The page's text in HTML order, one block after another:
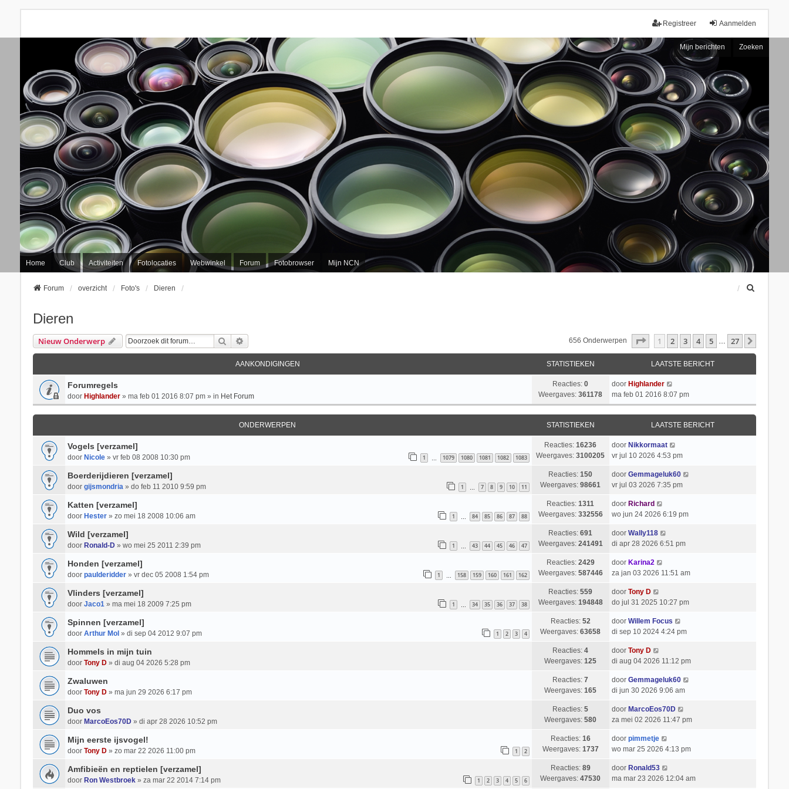
Aanmelden
Registreer
Mijn berichten Zoeken
Home Club Activiteiten Fotolocaties Webwinkel Forum Fotobrowser Mijn NCN
Forum overzicht Foto's Dieren
Dieren
Nieuw Onderwerp Zoek 656 Onderwerpen Pagina1 Van 27
1 2 3 4 5 … 27
AANKONDIGINGEN STATISTIEKEN LAATSTE BERICHT
Forumregels
door Highlander» ma feb 01 2016 8:07 pm » in Het Forum
Reacties:0
Weergaves:361178
door Highlander
ma feb 01 2016 8:07 pm
ONDERWERPEN STATISTIEKEN LAATSTE BERICHT
Vogels [verzamel]
door Nicole» vr feb 08 2008 10:30 pm 1 1079 1080 1081 1082 1083
Reacties:16236
Weergaves:3100205
door Nikkormaat
vr jul 10 2026 4:53 pm
Boerderijdieren [verzamel]
door gijsmondria» do feb 11 2010 9:59 pm 1 7 8 9 10 11
Reacties:150
Weergaves:98661
door Gemmageluk60
vr jul 03 2026 7:35 pm
Katten [verzamel]
door Hester» zo mei 18 2008 10:06 am 1 84 85 86 87 88
Reacties:1311
Weergaves: 332556
door Richard
wo jun 24 2026 6:19 pm
Wild [verzamel]
door Ronald-D» wo mei 25 2011 2:39 pm 1 43 44 45 46 47
Reacties:691
Weergaves: 241491
door Wally118
di apr 28 2026 6:51 pm
Honden [verzamel]
door paulderidder» vr dec 05 2008 1:54 pm 1 158 159 160 161 162
Reacties: 2429
Weergaves: 587446
door Karina2
za jan 03 2026 11:51 am
Vlinders [verzamel]
door Jaco1» ma mei 18 2009 7:25 pm 1 34 35 36 37 38
Reacties:559
Weergaves: 194848
door Tony D
do jul 31 2025 10:27 pm
Spinnen [verzamel]
door Arthur Mol » di sep 04 2012 9:07 pm 1 2 3 4
Reacties: 52
Weergaves:63658
door Willem Focus
di sep 10 2024 4:24 pm
Hommels in mijn tuin
door Tony D» di aug 04 2026 5:28 pm
Reacties:4
Weergaves:125
door Tony D
di aug 04 2026 11:12 pm
Zwaluwen
door Tony D» ma jun 29 2026 6:17 pm
Reacties:7
Weergaves:165
door Gemmageluk60
di jun 30 2026 9:06 am
Duo vos
door MarcoEos70D» di apr 28 2026 10:52 pm
Reacties:5
Weergaves:580
door MarcoEos70D
za mei 02 2026 11:47 pm
Mijn eerste ijsvogel!
door Tony D» zo mar 22 2026 11:00 pm 1 2
Reacties: 16
Weergaves: 1737
door pimmetje
wo mar 25 2026 4:13 pm
Amfibieën en reptielen [verzamel]
door Ron Westbroek» za mar 22 2014 7:14 pm 1 2 3 4 5 6
Reacties: 89
Weergaves:47530
door Ronald53
ma mar 23 2026 12:04 am